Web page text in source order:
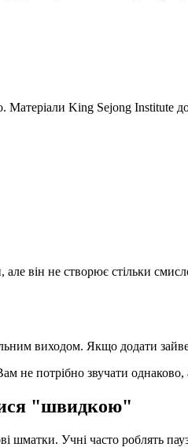
King Sejong Institute
він не створює стільки
виходом. Якщо додати
не потрібно звучати
"швидкою"
шматки. Учні часто роблять